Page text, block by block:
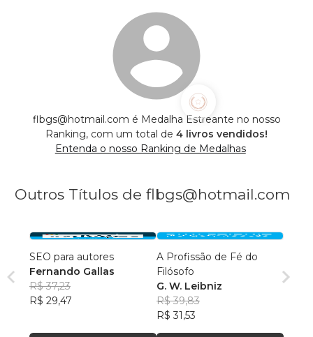
flbgs@hotmail.com é Medalha Estreante no nosso
Ranking, com um total de 4 livros vendidos!
Entenda o nosso Ranking de Medalhas
Outros Títulos de flbgs@hotmail.com
SEO para autores
Fernando Gallas
R$ 37,23
R$ 29,47
A Profissão de Fé do
Filósofo
G. W. Leibniz
R$ 39,83
R$ 31,53